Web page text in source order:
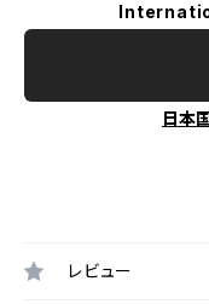
日本
レビュー